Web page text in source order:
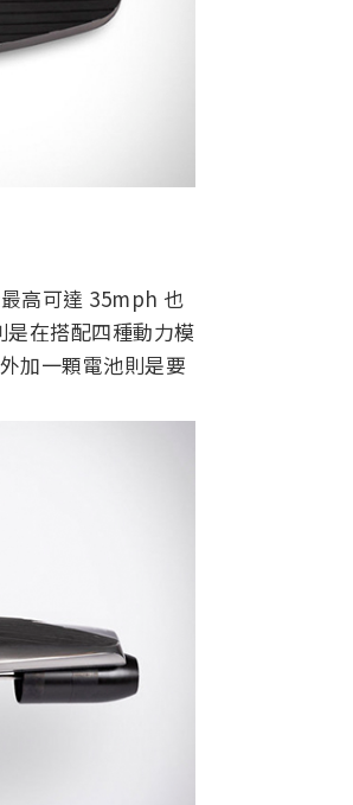
高可達 35mph 也
在搭配四種動力模
加一顆電池則是要